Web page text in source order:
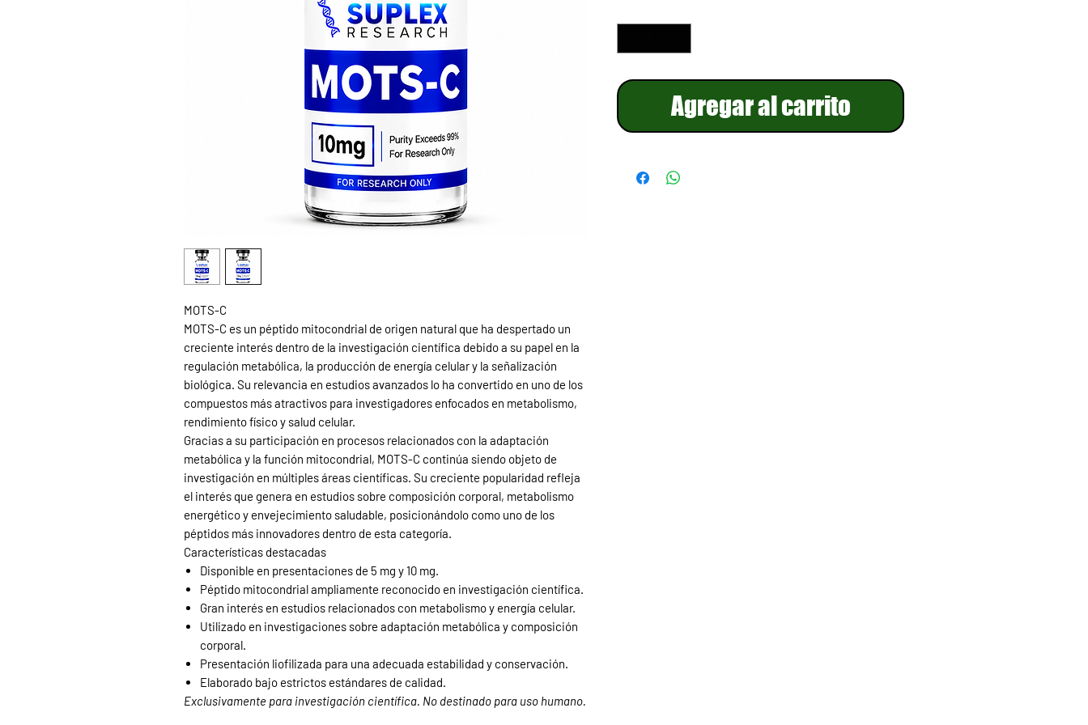
MOTS-C
MOTS-C es un péptido mitocondrial de origen natural que ha despertado un
creciente interés dentro de la investigación científica debido a su papel en la
regulación metabólica, la producción de energía celular y la señalización
biológica. Su relevancia en estudios avanzados lo ha convertido en uno de los
compuestos más atractivos para investigadores enfocados en metabolismo,
rendimiento físico y salud celular.
Gracias a su participación en procesos relacionados con la adaptación
metabólica y la función mitocondrial, MOTS-C continúa siendo objeto de
investigación en múltiples áreas científicas. Su creciente popularidad refleja
el interés que genera en estudios sobre composición corporal, metabolismo
energético y envejecimiento saludable, posicionándolo como uno de los
péptidos más innovadores dentro de esta categoría.
Características destacadas
Disponible en presentaciones de 5 mg y 10 mg.
Péptido mitocondrial ampliamente reconocido en investigación científica.
Gran interés en estudios relacionados con metabolismo y energía celular.
Utilizado en investigaciones sobre adaptación metabólica y composición
corporal.
Presentación liofilizada para una adecuada estabilidad y conservación.
Elaborado bajo estrictos estándares de calidad.
Exclusivamente para investigación científica. No destinado para uso humano.
Agregar al carrito